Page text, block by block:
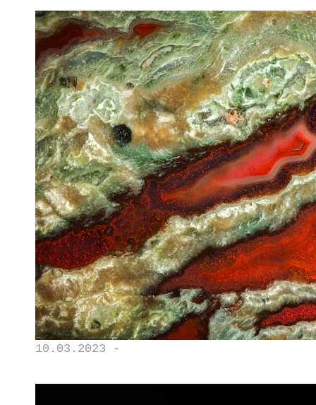
10.03.2023 -